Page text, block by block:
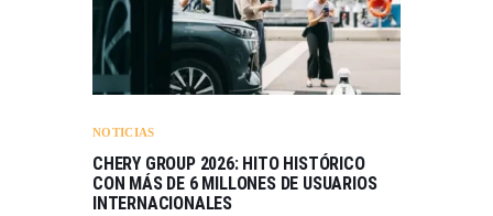
NOTICIAS
CHERY GROUP 2026: HITO HISTÓRICO
CON MÁS DE 6 MILLONES DE USUARIOS
INTERNACIONALES